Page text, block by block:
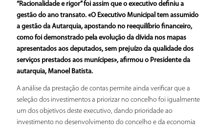
“Racionalidade e rigor” foi assim que o executivo definiu a
gestão do ano transato. «O Executivo Municipal tem assumido
a gestão da Autarquia, apostando no reequilíbrio financeiro,
como foi demonstrado pela evolução da dívida nos mapas
apresentados aos deputados, sem prejuízo da qualidade dos
serviços prestados aos munícipes», afirmou o Presidente da
autarquia, Manoel Batista.
A análise da prestação de contas permite ainda verificar que a
seleção dos investimentos a priorizar no concelho foi igualmente
um dos objetivos deste executivo, dando prioridade ao
investimento no desenvolvimento do concelho e da economia